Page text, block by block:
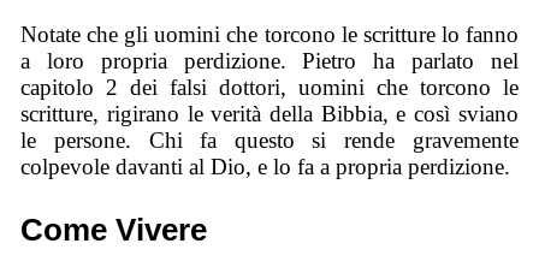
Notate che gli uomini che torcono le scritture lo fanno
a loro propria perdizione. Pietro ha parlato nel
capitolo 2 dei falsi dottori, uomini che torcono le
scritture, rigirano le verità della Bibbia, e così sviano
le persone. Chi fa questo si rende gravemente
colpevole davanti al Dio, e lo fa a propria perdizione.
Come Vivere